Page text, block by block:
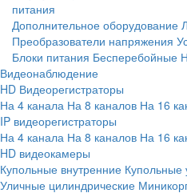
питания
Дополнительное оборудование
Преобразователи напряжения
Блоки питания Бесперебойные
Видеонаблюдение
HD Видеорегистраторы
На 4 канала На 8 каналов На 16
IP видеорегистраторы
На 4 канала На 8 каналов На 16
HD видеокамеры
Купольные внутренние Купольные
Уличные цилиндрические